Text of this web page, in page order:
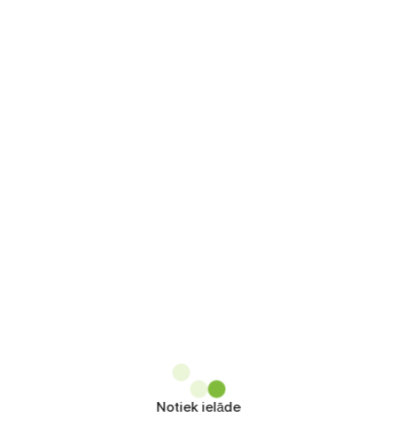
Notiek ielāde